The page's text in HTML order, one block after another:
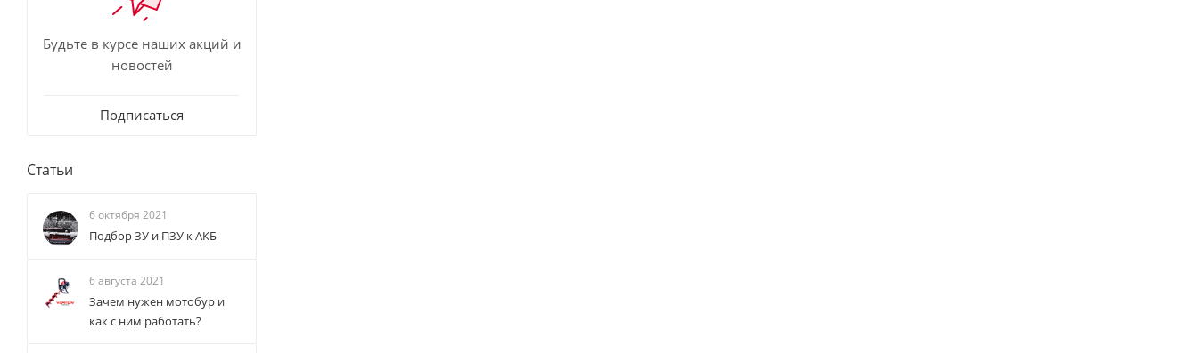
Будьте в курсе наших акций и
новостей
Подписаться
Статьи
6 октября 2021
Подбор ЗУ и ПЗУ к АКБ
6 августа 2021
Зачем нужен мотобур и
как с ним работать?